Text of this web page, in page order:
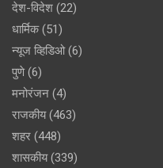
देश-विदेश (22)
धार्मिक(51)
न्यूज व्हिडिओ(6)
पुणे(6)
मनोरंजन (4)
राजकीय(463)
शहर (448)
शासकीय(339)